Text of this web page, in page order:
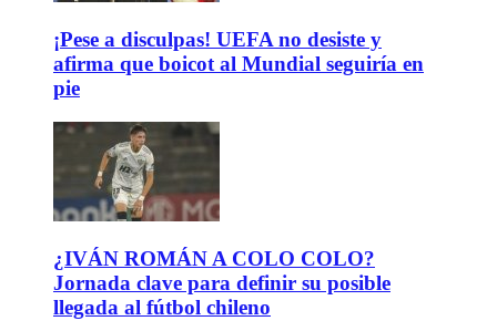
¡Pese a disculpas! UEFA no desiste y
afirma que boicot al Mundial seguiría en
pie
¿IVÁN ROMÁN A COLO COLO?
Jornada clave para definir su posible
llegada al fútbol chileno